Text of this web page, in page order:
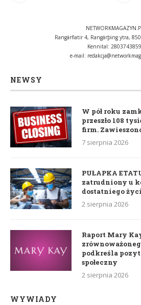
Rangárflatir 4, Rangárþing ytra,
Kennital: 2803743859
e-mail:
NEWSY
W pół roku
przeszło 108
firm.
7 sierpnia 2026
PUŁAPKA
zatrudniony u
dostatniego
2 sierpnia 2026
Raport Mary
podkreśla
społeczny
2 sierpnia 2026
WYWIADY